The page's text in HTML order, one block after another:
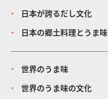
日本が誇るだし文化
日本の郷土料理とうま味
世界のうま味
世界のうま味の文化